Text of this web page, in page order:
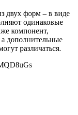
двух форм – в виде
одинаковые
компонент,
дополнительные
различаться.